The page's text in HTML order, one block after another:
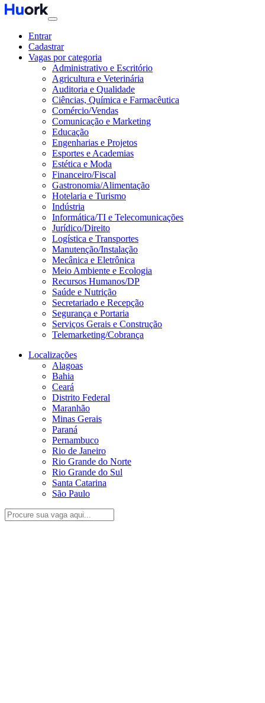
Entrar
Cadastrar
Vagas por categoria
Administrativo e Escritório
Agricultura e Veterinária
Auditoria e Qualidade
Ciências, Química e Farmacêutica
Comércio/Vendas
Comunicação e Marketing
Educação
Engenharias e Projetos
Esportes e Academias
Estética e Moda
Financeiro/Fiscal
Gastronomia/Alimentação
Hotelaria e Turismo
Indústria
Informática/TI e Telecomunicações
Jurídico/Direito
Logística e Transportes
Manutenção/Instalação
Mecânica e Eletrônica
Meio Ambiente e Ecologia
Recursos Humanos/DP
Saúde e Nutrição
Secretariado e Recepção
Segurança e Portaria
Serviços Gerais e Construção
Telemarketing/Cobrança
Localizações
Alagoas
Bahia
Ceará
Distrito Federal
Maranhão
Minas Gerais
Paraná
Pernambuco
Rio de Janeiro
Rio Grande do Norte
Rio Grande do Sul
Santa Catarina
São Paulo